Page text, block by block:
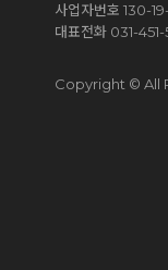
사업자번호 130-
대표전화 031-
Copyright © All